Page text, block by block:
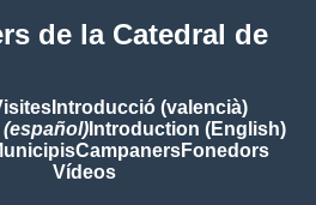
de la Catedral de
Introducció (valencià)
Introduction (English)
CampanersFonedors
Vídeos